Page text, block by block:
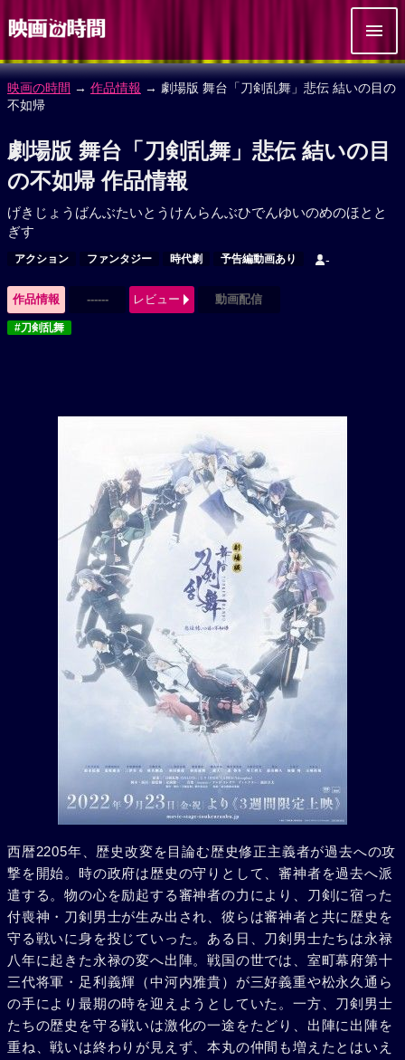
映画の時間 → 作品情報 → 劇場版 舞台「刀剣乱舞」悲伝 結いの目の
不如帰
劇場版 舞台「刀剣乱舞」悲伝 結いの目
の不如帰 作品情報
げきじょうばんぶたいとうけんらんぶひでんゆいのめのほとと
ぎす
アクション ファンタジー 時代劇 予告編動画あり -
作品情報 ------ レビュー 動画配信
#刀剣乱舞
西暦2205年、歴史改変を目論む歴史修正主義者が過去への攻
撃を開始。時の政府は歴史の守りとして、審神者を過去へ派
遣する。物の心を励起する審神者の力により、刀剣に宿った
付喪神・刀剣男士が生み出され、彼らは審神者と共に歴史を
守る戦いに身を投じていった。ある日、刀剣男士たちは永禄
八年に起きた永禄の変へ出陣。戦国の世では、室町幕府第十
三代将軍・足利義輝（中河内雅貴）が三好義重や松永久通ら
の手により最期の時を迎えようとしていた。一方、刀剣男士
たちの歴史を守る戦いは激化の一途をたどり、出陣に出陣を
重ね、戦いは終わりが見えず、本丸の仲間も増えたとはいえ